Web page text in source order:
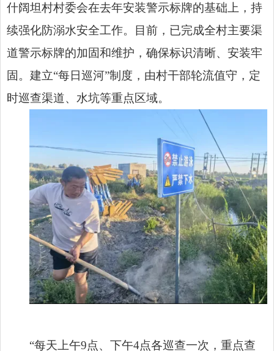
什阔坦村村委会在去年安装警示标牌的基础上，持
续强化防溺水安全工作。目前，已完成全村主要渠
道警示标牌的加固和维护，确保标识清晰、安装牢
固。建立“每日巡河”制度，由村干部轮流值守，定
时巡查渠道、水坑等重点区域。
“每天上午9点、下午4点各巡查一次，重点查